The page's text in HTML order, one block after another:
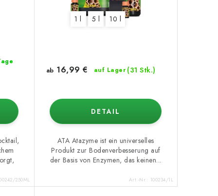
250ML
1 l 5 l 10 l
auf Lager (31 Stk.)
ab 16,99 €
DETAIL
ATA Atazyme ist ein universelles
Produkt zur Bodenverbesserung auf
der Basis von Enzymen, das keinen...
Art.-Nr.: 100234/1L